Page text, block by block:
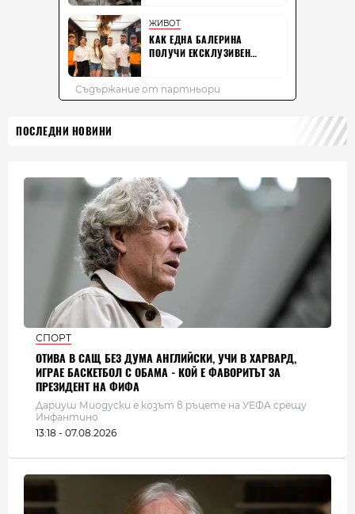
ПОСЛЕДНИ НОВИНИ
СПОРТ
ОТИВА В САЩ БЕЗ ДУМА АНГЛИЙСКИ, УЧИ В ХАРВАРД,
ИГРАЕ БАСКЕТБОЛ С ОБАМА - КОЙ Е ФАВОРИТЪТ ЗА
ПРЕЗИДЕНТ НА ФИФА
Дариуш Миодуски е козът в ръцете на УЕФА срещу
Инфантино
13:18 - 07.08.2026